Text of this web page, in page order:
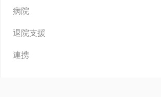
病院
退院支援
連携